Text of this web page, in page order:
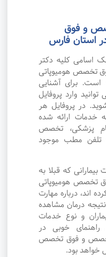
و فوق
استان فارس
اسامی کلیه دکتر
تخصص هومیوپاتی
برای آشنایی
وارد پروفایل
در پروفایل هر
خدمات ارائه شده
پزشکی، تخصص
تلفن مطب موجود
که قبلا به
تخصص هومیوپاتی
اند، درباره مهارت
درمان مشاهده
و نوع خدمات
خوبی در
و فوق تخصص
خواهد بود.